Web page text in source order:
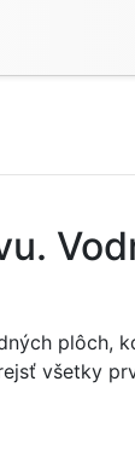
plôch,
všetky